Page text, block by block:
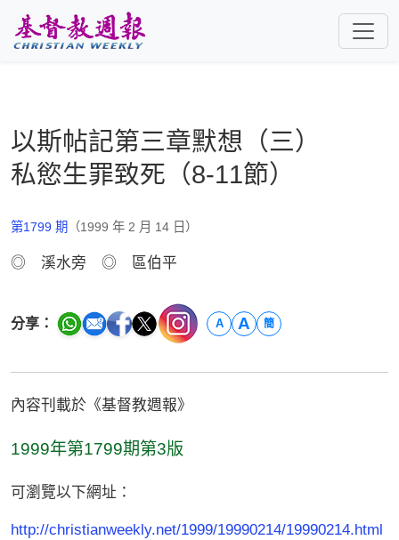
以斯帖記第三章默想（三）
私慾生罪致死（8-11節）
第1799 期 （1999 年 2 月 14 日）
◎ 溪水旁 ◎ 區伯平
分享： A A 簡
內容刊載於《基督教週報》
1999年第1799期第3版
可瀏覽以下網址：
http://christianweekly.net/1999/19990214/19990214.html